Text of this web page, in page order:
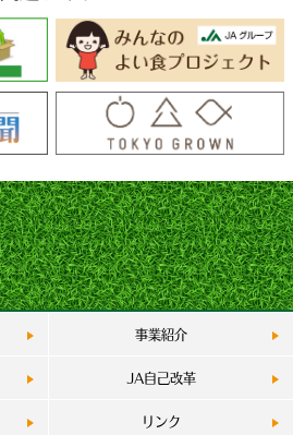
事業紹介
JA自己改革
リンク